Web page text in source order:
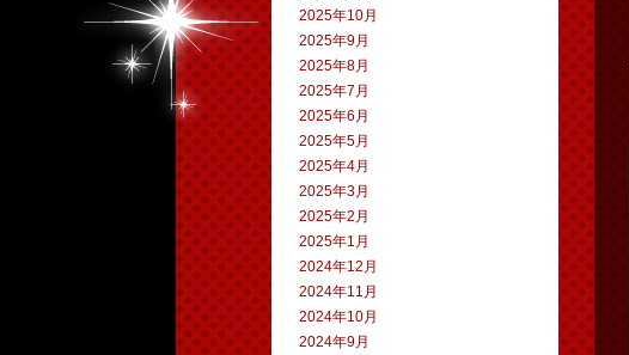
2025年10月
2025年9月
2025年8月
2025年7月
2025年6月
2025年5月
2025年4月
2025年3月
2025年2月
2025年1月
2024年12月
2024年11月
2024年10月
2024年9月